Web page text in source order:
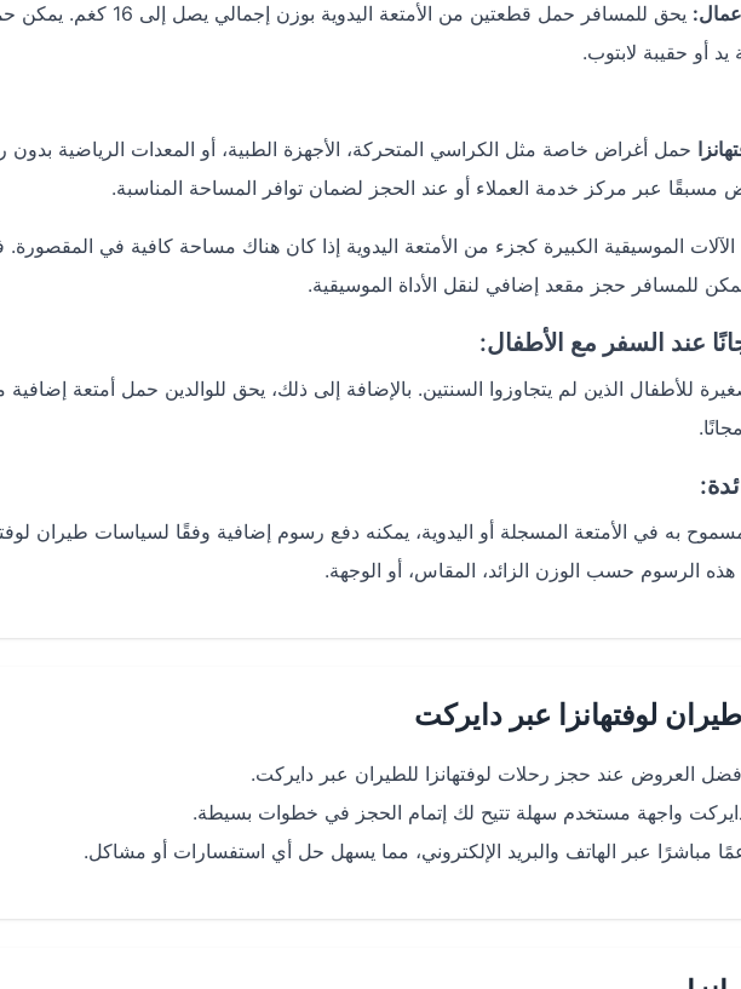
يحق للمسافر حمل قطعتين من الأمتعة اليدوية بوزن إجمالي يصل إلى
أو حقيبة لابتوب.
حمل أغراض خاصة مثل الكراسي المتحركة، الأجهزة الطبية، أو المعدات الرياضية
مسبقًا عبر مركز خدمة العملاء أو عند الحجز لضمان توافر المساحة المناسبة.
الموسيقية الكبيرة كجزء من الأمتعة اليدوية إذا كان هناك مساحة كافية في
للمسافر حجز مقعد إضافي لنقل الأداة الموسيقية.
عند السفر مع الأطفال:
للأطفال الذين لم يتجاوزوا السنتين. بالإضافة إلى ذلك، يحق للوالدين حمل أمتعة إضافية
به في الأمتعة المسجلة أو اليدوية، يمكنه دفع رسوم إضافية وفقًا لسياسات طيران
هذه الرسوم حسب الوزن الزائد، المقاس، أو الوجهة.
لوفتهانزا عبر دايركت
العروض عند حجز رحلات لوفتهانزا للطيران عبر دايركت.
واجهة مستخدم سهلة تتيح لك إتمام الحجز في خطوات بسيطة.
مباشرًا عبر الهاتف والبريد الإلكتروني، مما يسهل حل أي استفسارات أو مشاكل.